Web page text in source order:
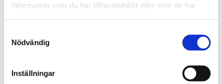
information som du har tillhandahållit eller som de har
Nödvändig
Inställningar
Lagervara
Artikelnr
20252873